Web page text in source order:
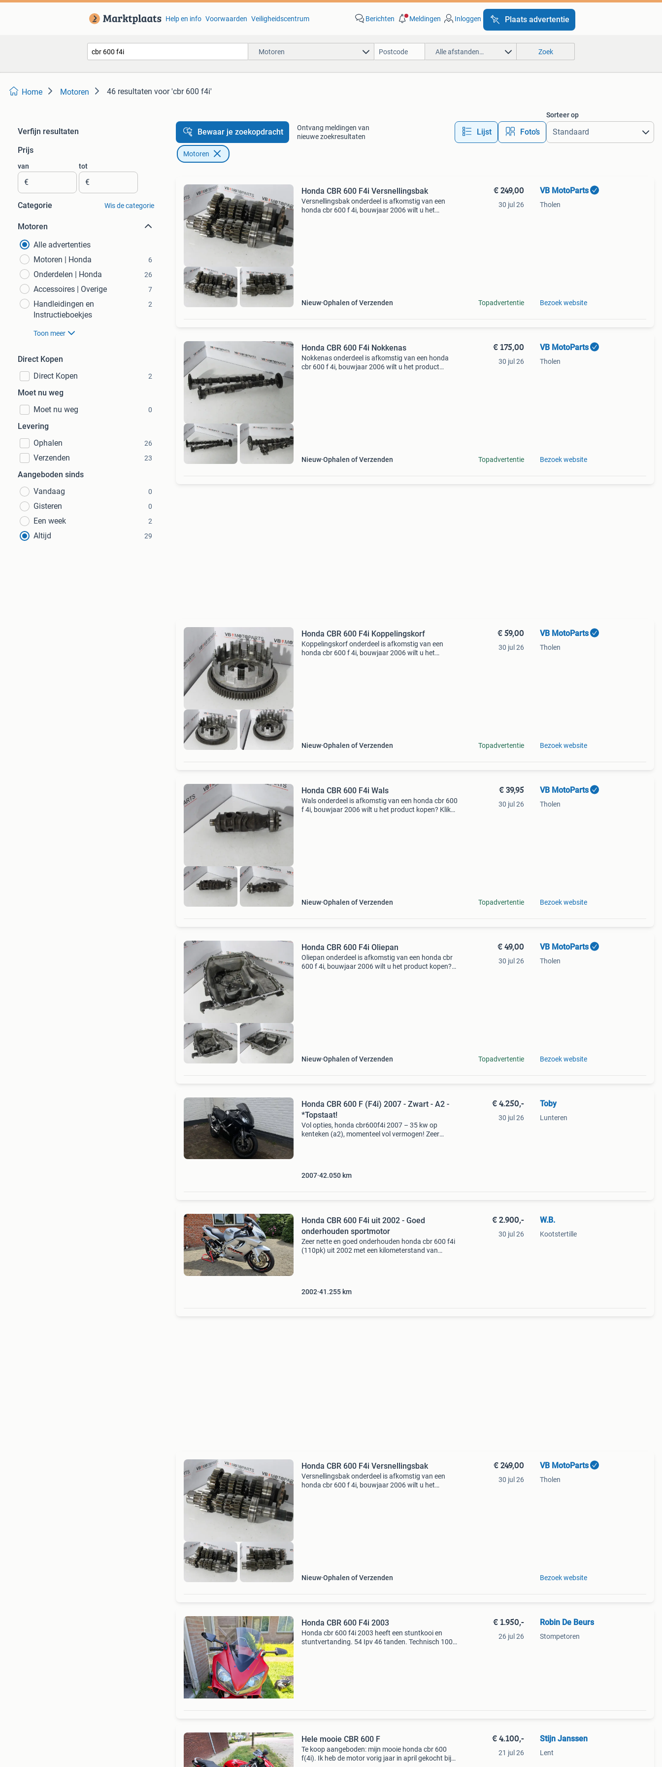
Help en info Voorwaarden Veiligheidscentrum Berichten Meldingen Inloggen Plaats advertentie
Motoren Alle afstanden… Zoek
Home Motoren 46 resultaten voor 'cbr 600 f4i'
Verfijn resultaten
Prijs
van
€
tot
€
Categorie Wis de categorie
Motoren
Alle advertenties
Motoren | Honda
6
Onderdelen | Honda 26
Accessoires | Overige 7
Handleidingen en
Instructieboekjes
2
Toon meer
Direct Kopen
Direct Kopen
2
Moet nu weg
Moet nu weg
0
Levering
Ophalen
26
Verzenden 23
Aangeboden sinds
Vandaag
0
Gisteren 0
Een week 2
Altijd 29
Bewaar je zoekopdracht
Ontvang meldingen van
nieuwe zoekresultaten
Lijst Foto’s
Sorteer op
Motoren
Honda CBR 600 F4i Versnellingsbak
Versnellingsbak onderdeel is afkomstig van een
honda cbr 600 f 4i, bouwjaar 2006 wilt u het
Nieuw Ophalen of Verzenden
€ 249,00
30 jul 26
Topadvertentie
VB MotoParts
Tholen
Bezoek website
Honda CBR 600 F4i Nokkenas
Nokkenas onderdeel is afkomstig van een honda
cbr 600 f 4i, bouwjaar 2006 wilt u het product
Nieuw Ophalen of Verzenden
€ 175,00
30 jul 26
Topadvertentie
VB MotoParts
Tholen
Bezoek website
Honda CBR 600 F4i Koppelingskorf
Koppelingskorf onderdeel is afkomstig van een
honda cbr 600 f 4i, bouwjaar 2006 wilt u het
Nieuw Ophalen of Verzenden
€ 59,00
30 jul 26
Topadvertentie
VB MotoParts
Tholen
Bezoek website
Honda CBR 600 F4i Wals
Wals onderdeel is afkomstig van een honda cbr 600
f 4i, bouwjaar 2006 wilt u het product kopen? Klik
Nieuw Ophalen of Verzenden
€ 39,95
30 jul 26
Topadvertentie
VB MotoParts
Tholen
Bezoek website
Honda CBR 600 F4i Oliepan
Oliepan onderdeel is afkomstig van een honda cbr
600 f 4i, bouwjaar 2006 wilt u het product kopen?
Nieuw Ophalen of Verzenden
€ 49,00
30 jul 26
Topadvertentie
VB MotoParts
Tholen
Bezoek website
Honda CBR 600 F (F4i) 2007 - Zwart - A2 -
*Topstaat!
Vol opties, honda cbr600f4i 2007 – 35 kw op
kenteken (a2), momenteel vol vermogen! Zeer
2007 42.050 km
€ 4.250,-
30 jul 26
Toby
Lunteren
Honda CBR 600 F4i uit 2002 - Goed
onderhouden sportmotor
Zeer nette en goed onderhouden honda cbr 600 f4i
(110pk) uit 2002 met een kilometerstand van
2002 41.255 km
€ 2.900,-
30 jul 26
W.B.
Kootstertille
Honda CBR 600 F4i Versnellingsbak
Versnellingsbak onderdeel is afkomstig van een
honda cbr 600 f 4i, bouwjaar 2006 wilt u het
Nieuw Ophalen of Verzenden
€ 249,00
30 jul 26
VB MotoParts
Tholen
Bezoek website
Honda CBR 600 F4i 2003
Honda cbr 600 f4i 2003 heeft een stuntkooi en
stuntvertanding. 54 Ipv 46 tanden. Technisch 100
€ 1.950,-
26 jul 26
Robin De Beurs
Stompetoren
Hele mooie CBR 600 F
Te koop aangeboden: mijn mooie honda cbr 600
f(4i). Ik heb de motor vorig jaar in april gekocht bij
€ 4.100,-
21 jul 26
Stijn Janssen
Lent